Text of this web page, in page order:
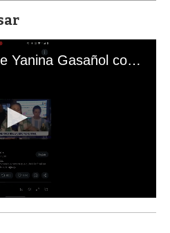
El mal momento de Yanina Gasañol con un hincha argentino en "Subrayado"